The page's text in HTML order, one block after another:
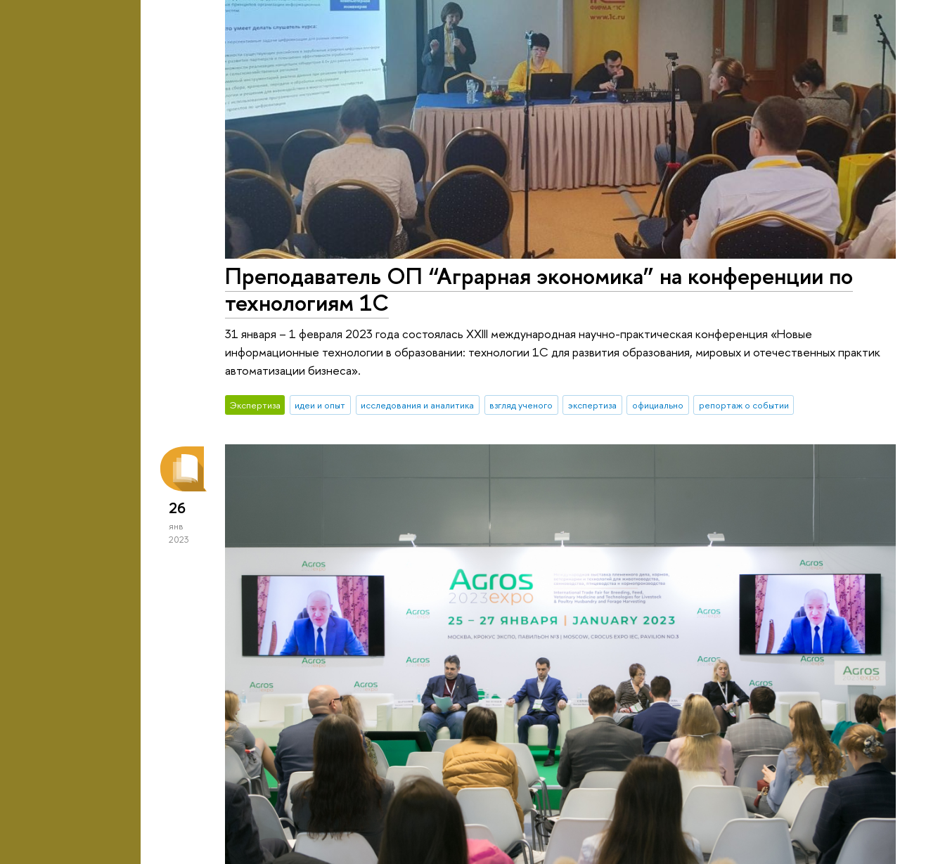
Преподаватель ОП “Аграрная экономика” на конференции по
технологиям 1С
31 января – 1 февраля 2023 года состоялась XXIII международная научно-практическая конференция «Новые
информационные технологии в образовании: технологии 1С для развития образования, мировых и отечественных практик
автоматизации бизнеса».
Экспертиза идеи и опыт исследования и аналитика взгляд ученого экспертиза официально репортаж о событии
26
янв
2023